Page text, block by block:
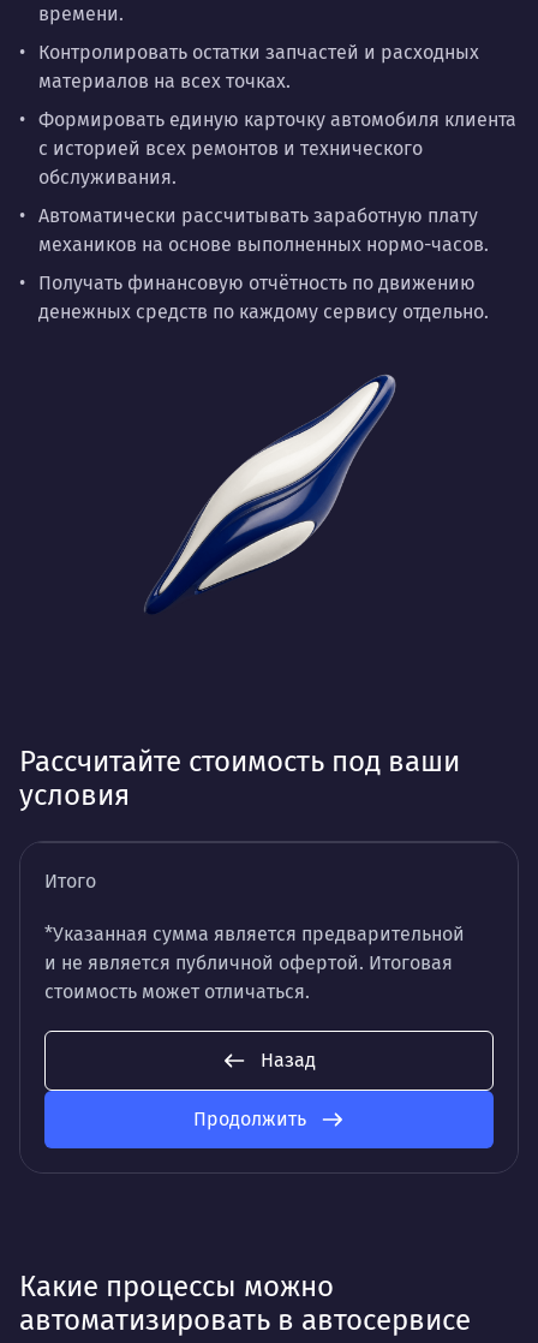
времени.
Контролировать остатки запчастей и расходных
материалов на всех точках.
Формировать единую карточку автомобиля клиента
с историей всех ремонтов и технического
обслуживания.
Автоматически рассчитывать заработную плату
механиков на основе выполненных нормо-часов.
Получать финансовую отчётность по движению
денежных средств по каждому сервису отдельно.
Рассчитайте стоимость под ваши
условия
Итого
*Указанная сумма является предварительной
и не является публичной офертой. Итоговая
стоимость может отличаться.
Назад
Продолжить
Какие процессы можно
автоматизировать в автосервисе